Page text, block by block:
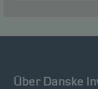
Über Danske